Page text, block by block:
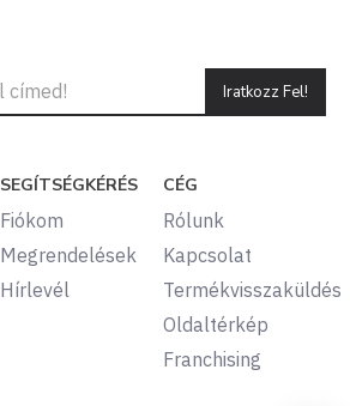
Iratkozz Fel!
SEGÍTSÉGKÉRÉS
Fiókom
Megrendelések
Hírlevél
CÉG
Rólunk
Kapcsolat
Termékvisszaküldés
Oldaltérkép
Franchising